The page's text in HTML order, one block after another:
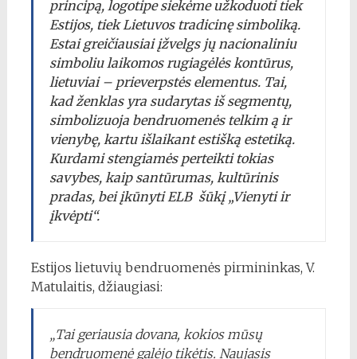
principą, logotipe siekėme užkoduoti tiek
Estijos, tiek Lietuvos tradicinę simboliką.
Estai greičiausiai įžvelgs jų nacionaliniu
simboliu laikomos rugiagėlės kontūrus,
lietuviai – prieverpstės elementus. Tai,
kad ženklas yra sudarytas iš segmentų,
simbolizuoja bendruomenės telkim ą ir
vienybę, kartu išlaikant estišką estetiką.
Kurdami stengiamės perteikti tokias
savybes, kaip santūrumas, kultūrinis
pradas, bei įkūnyti ELB šūkį „Vienyti ir
įkvėpti“.
Estijos lietuvių bendruomenės pirmininkas, V.
Matulaitis, džiaugiasi:
„Tai geriausia dovana, kokios mūsų
bendruomenė galėjo tikėtis. Naujasis